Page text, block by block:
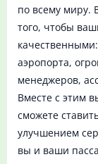
по всему миру.
того, чтобы
аэропорта,
менеджеров,
Вместе с этим
сможете
улучшением
вы и ваши